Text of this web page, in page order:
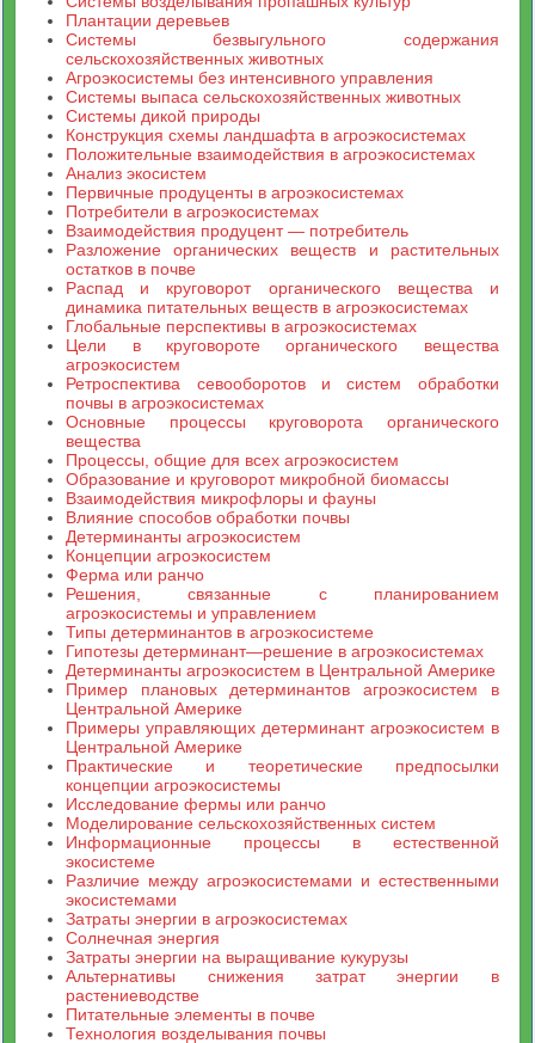
Плантации деревьев
Системы безвыгульного содержания
сельскохозяйственных животных
Агроэкосистемы без интенсивного управления
Системы выпаса сельскохозяйственных животных
Системы дикой природы
Конструкция схемы ландшафта в агроэкосистемах
Положительные взаимодействия в агроэкосистемах
Анализ экосистем
Первичные продуценты в агроэкосистемах
Потребители в агроэкосистемах
Взаимодействия продуцент — потребитель
Разложение органических веществ и растительных
остатков в почве
Распад и круговорот органического вещества и
динамика питательных веществ в агроэкосистемах
Глобальные перспективы в агроэкосистемах
Цели в круговороте органического вещества
агроэкосистем
Ретроспектива севооборотов и систем обработки
почвы в агроэкосистемах
Основные процессы круговорота органического
вещества
Процессы, общие для всех агроэкосистем
Образование и круговорот микробной биомассы
Взаимодействия микрофлоры и фауны
Влияние способов обработки почвы
Детерминанты агроэкосистем
Концепции агроэкосистем
Ферма или ранчо
Решения, связанные с планированием
агроэкосистемы и управлением
Типы детерминантов в агроэкосистеме
Гипотезы детерминант—решение в агроэкосистемах
Детерминанты агроэкосистем в Центральной Америке
Пример плановых детерминантов агроэкосистем в
Центральной Америке
Примеры управляющих детерминант агроэкосистем в
Центральной Америке
Практические и теоретические предпосылки
концепции агроэкосистемы
Исследование фермы или ранчо
Моделирование сельскохозяйственных систем
Информационные процессы в естественной
экосистеме
Различие между агроэкосистемами и естественными
экосистемами
Затраты энергии в агроэкосистемах
Солнечная энергия
Затраты энергии на выращивание кукурузы
Альтернативы снижения затрат энергии в
растениеводстве
Питательные элементы в почве
Технология возделывания почвы